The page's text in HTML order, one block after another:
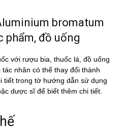
bromatum
phẩm, đồ uống
với rượu bia, thuốc lá, đồ uống
nhân có thể thay đổi thành
tiết trong tờ hướng dẫn sử dụng
dược sĩ để biết thêm chi tiết.